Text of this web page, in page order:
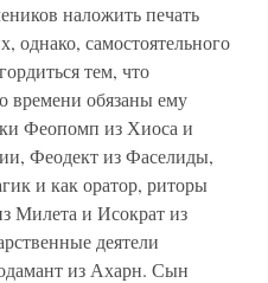
наложить печать
однако, самостоятельного
тем, что
времени обязаны ему
Феопомп из Хиоса и
Феодект из Фаселиды,
и как оратор, риторы
Милета и Исократ из
деятели
из Ахарн. Сын